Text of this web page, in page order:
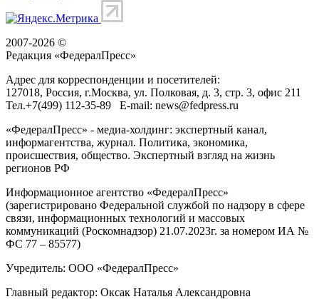
2007-2026 ©
Редакция «ФедералПресс»
Адрес для корреспонденции и посетителей:
127018, Россия, г.Москва, ул. Полковая, д. 3, стр. 3, офис 211
Тел.+7(499) 112-35-89 E-mail: news@fedpress.ru
«ФедералПресс» - медиа-холдинг: экспертный канал,
информагентства, журнал. Политика, экономика,
происшествия, общество. Экспертный взгляд на жизнь
регионов РФ
Информационное агентство «ФедералПресс»
(зарегистрировано Федеральной службой по надзору в сфере
связи, информационных технологий и массовых
коммуникаций (Роскомнадзор) 21.07.2023г. за номером ИА №
ФС 77 – 85577)
Учредитель: ООО «ФедералПресс»
Главный редактор: Оксак Наталья Александровна